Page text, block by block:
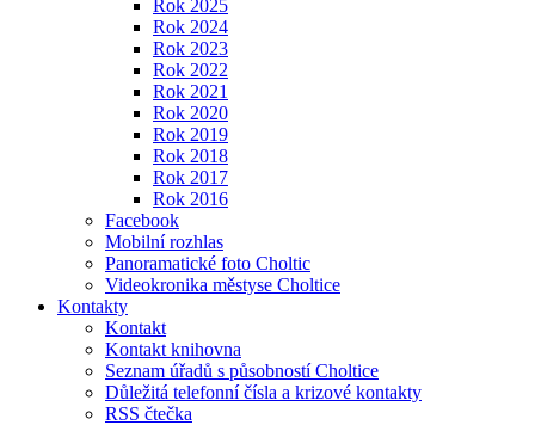
Rok 2025
Rok 2024
Rok 2023
Rok 2022
Rok 2021
Rok 2020
Rok 2019
Rok 2018
Rok 2017
Rok 2016
Facebook
Mobilní rozhlas
Panoramatické foto Choltic
Videokronika městyse Choltice
Kontakty
Kontakt
Kontakt knihovna
Seznam úřadů s působností Choltice
Důležitá telefonní čísla a krizové kontakty
RSS čtečka